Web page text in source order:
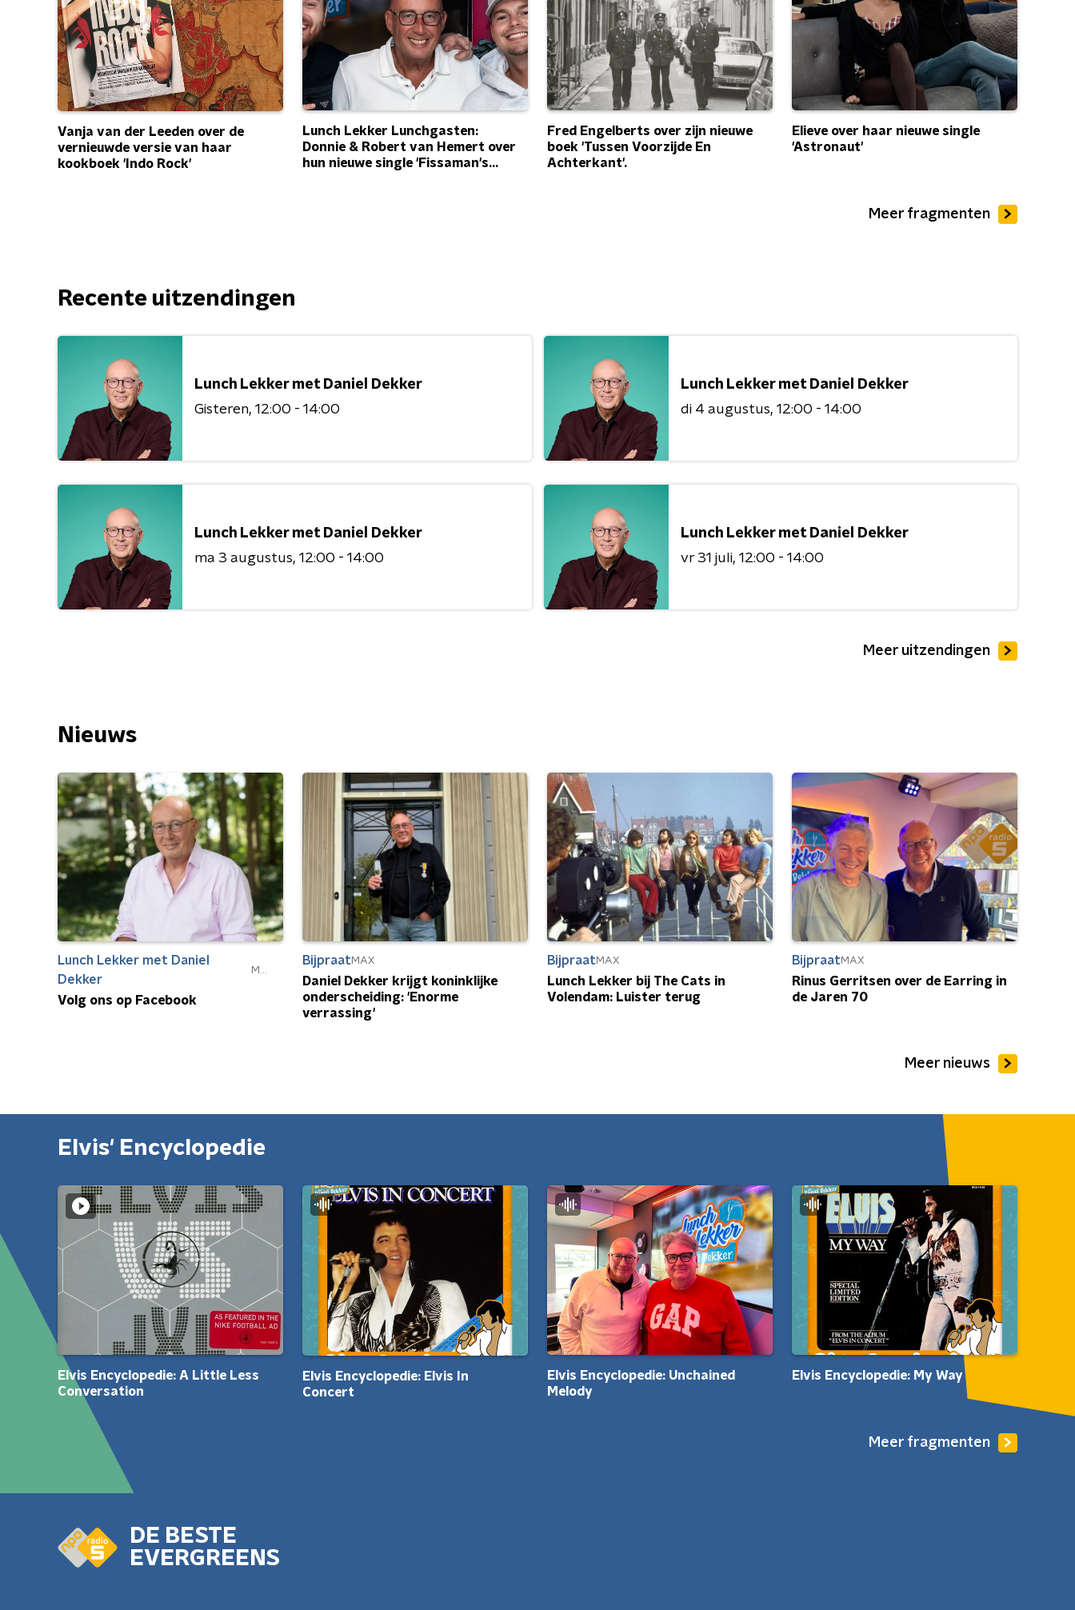
Vanja van der Leeden over de
vernieuwde versie van haar
kookboek 'Indo Rock'
Lunch Lekker Lunchgasten:
Donnie & Robert van Hemert over
hun nieuwe single 'Fissaman's
Fred Engelberts over zijn nieuwe
boek 'Tussen Voorzijde En
Achterkant'.
Elieve over haar nieuwe single
'Astronaut'
Meer fragmenten
Recente uitzendingen
Lunch Lekker met Daniel Dekker
Gisteren 12:00 - 14:00
Lunch Lekker met Daniel Dekker
di 4 augustus 12:00 - 14:00
Lunch Lekker met Daniel Dekker
ma 3 augustus 12:00 - 14:00
Lunch Lekker met Daniel Dekker
vr 31 juli 12:00 - 14:00
Meer uitzendingen
Nieuws
Lunch Lekker met Daniel
Dekker
MAX
Volg ons op Facebook
BijpraatMAX
Daniel Dekker krijgt koninklijke
onderscheiding: 'Enorme
verrassing'
BijpraatMAX
Lunch Lekker bij The Cats in
Volendam: Luister terug
BijpraatMAX
Rinus Gerritsen over de Earring in
de Jaren 70
Meer nieuws
Elvis' Encyclopedie
Elvis Encyclopedie: A Little Less
Conversation
Elvis Encyclopedie: Elvis In
Concert
Elvis Encyclopedie: Unchained
Melody
Elvis Encyclopedie: My Way
Meer fragmenten
DE BESTE
EVERGREENS